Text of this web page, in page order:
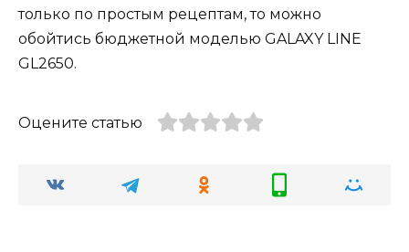
только по простым рецептам, то можно
обойтись бюджетной моделью GALAXY LINE
GL2650.
Оцените статью